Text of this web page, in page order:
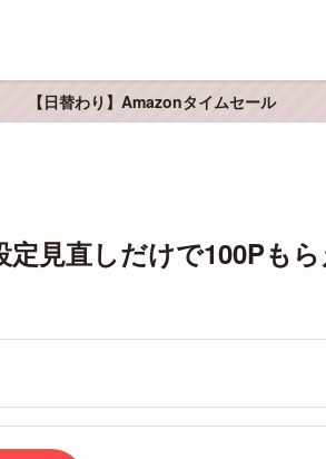
【日替わり】Amazonタイムセール
定見直しだけで100Pも